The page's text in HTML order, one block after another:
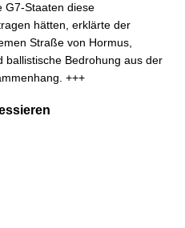
G7-Staaten diese
hätten, erklärte der
Straße von Hormus,
ballistische Bedrohung aus der
+++